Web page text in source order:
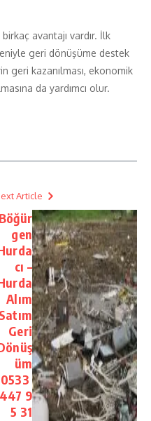
avantajı vardır. İlk
geri dönüşüme destek
geri kazanılması, ekonomik
da yardımcı olur.
Article
Böğür
gen
cı –
Alım
Satım
Geri
üm
0533
447 9
5 31